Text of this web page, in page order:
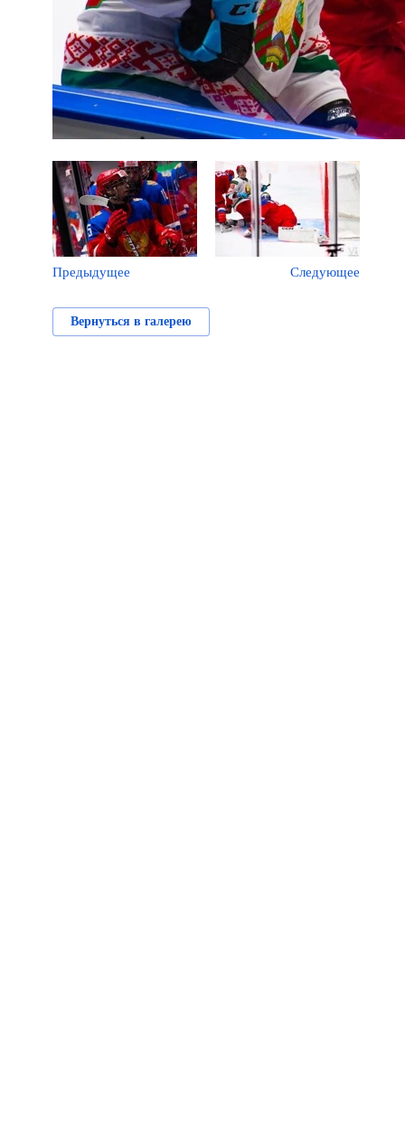
Предыдущее Следующее
Вернуться в галерею